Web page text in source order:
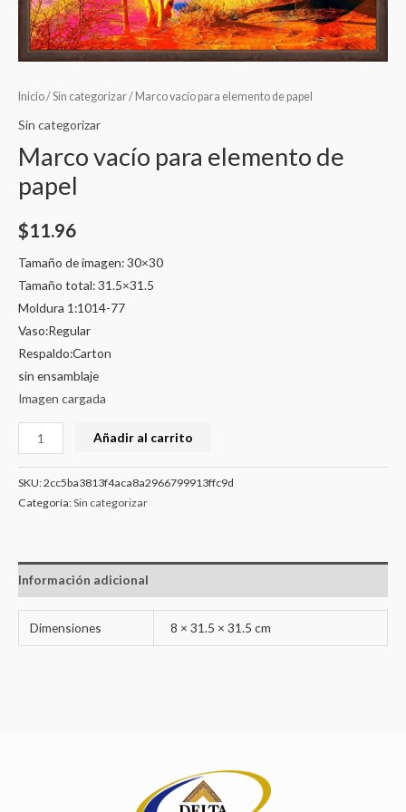
Inicio/Sin categorizar/ Marco vacío para elemento de papel
Sin categorizar
Marco vacío para elemento de
papel
$11.96
Tamaño de imagen: 30×30
Tamaño total: 31.5×31.5
Moldura 1:1014-77
Vaso:Regular
Respaldo:Carton
sin ensamblaje
Imagen cargada
Añadir al carrito
SKU:2cc5ba3813f4aca8a2966799913ffc9d
Categoría:Sin categorizar
Información adicional
Dimensiones 8 × 31.5 × 31.5 cm